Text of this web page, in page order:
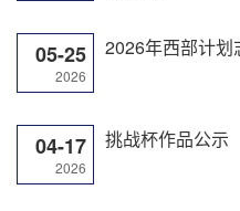
05-25
2026
2026年西部计划
04-17
2026
挑战杯作品公示